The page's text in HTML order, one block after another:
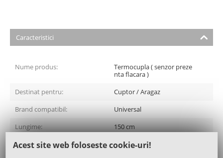
Caracteristici
Nume produs:
Termocupla ( senzor preze
nta flacara )
Destinat pentru:
Cuptor / Aragaz
Brand compatibil:
Universal
Lungime:
150 cm
Brand:
Universal
Acest site web foloseste cookie-uri!